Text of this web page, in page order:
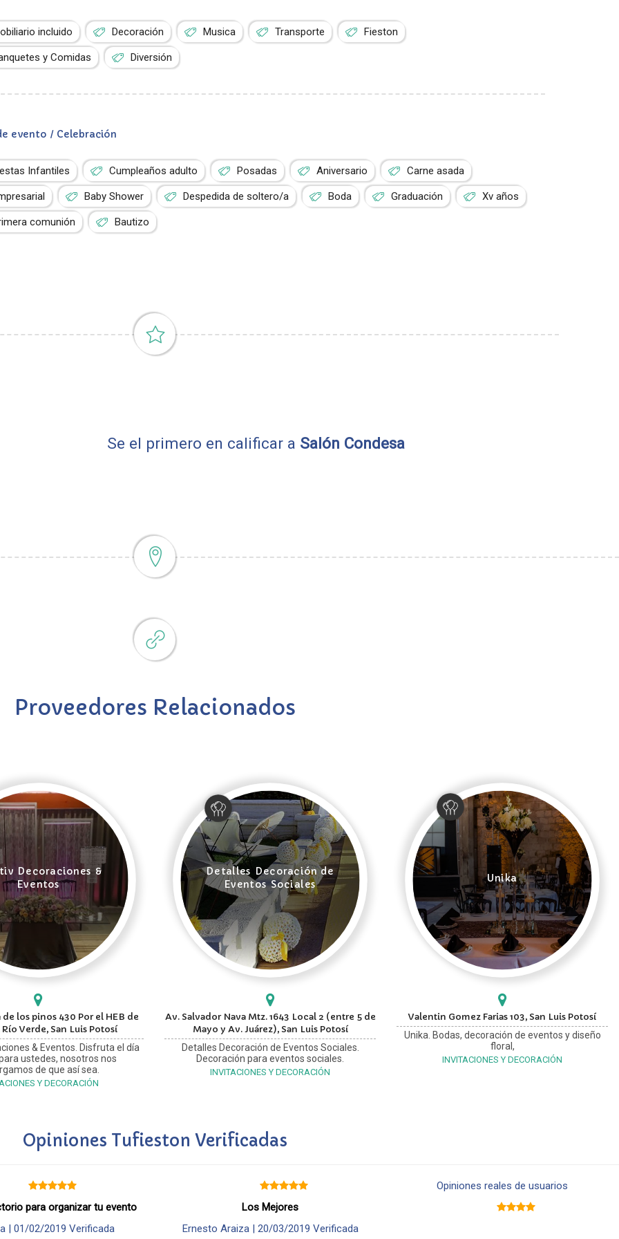
incluido Decoración Musica Transporte Fieston
y Comidas Diversión
evento / Celebración
Infantiles Cumpleaños adulto Posadas Aniversario Carne asada
Baby Shower Despedida de soltero/a Boda Graduación Xv años
comunión Bautizo
Se el primero en calificar a Salón Condesa
Proveedores Relacionados
Decoraciones &
Eventos
los pinos 430 Por el HEB de
Río Verde, San Luis Potosí
& Eventos. Disfruta el día
ustedes, nosotros nos
de que así sea.
Y DECORACIÓN
Detalles Decoración de
Eventos Sociales
Av. Salvador Nava Mtz. 1643 Local 2 (entre 5 de
Mayo y Av. Juárez), San Luis Potosí
Detalles Decoración de Eventos Sociales.
Decoración para eventos sociales.
INVITACIONES Y DECORACIÓN
Unika
Valentin Gomez Farias 103, San Luis Potosí
Unika. Bodas, decoración de eventos y diseño
floral,
INVITACIONES Y DECORACIÓN
Opiniones Tufieston Verificadas
para organizar tu evento
| 01/02/2019 Verificada
Los Mejores
Ernesto Araiza | 20/03/2019 Verificada
Opiniones reales de usuarios